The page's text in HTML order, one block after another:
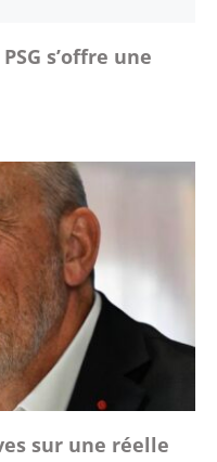
s’offre une
sur une réelle